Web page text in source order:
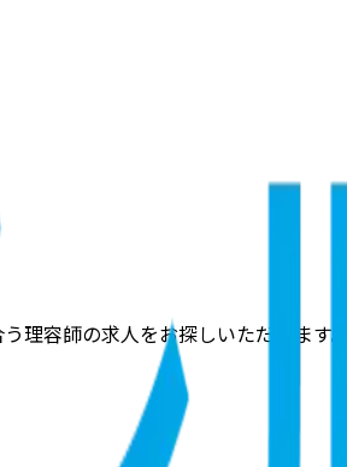
容師の求人をお探しいただけます。